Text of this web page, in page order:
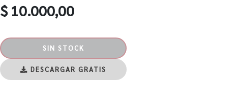
$ 10.000,00
SIN STOCK
DESCARGAR GRATIS